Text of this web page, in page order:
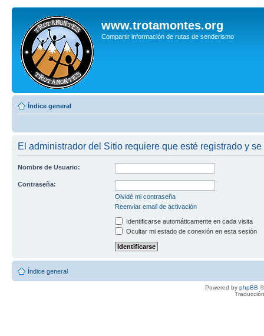
www.trotamontes.org
Compartir información de rutas de senderismo
Índice general
El administrador del Sitio requiere que esté registrado y
Nombre de Usuario:
Contraseña:
Olvidé mi contraseña
Reenviar email de activación
Identificarse automáticamente en cada visita
Ocultar mi estado de conexión en esta sesión
Índice general
Powered by phpBB